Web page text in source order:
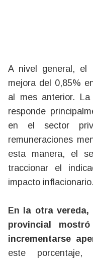
A nivel general, el
mejora del 0,85%
al mes anterior.
responde
en el sector
remuneraciones
esta manera, el
traccionar el
impacto inflacionario.
En la otra
provincial
incrementarse
este porcentaje,